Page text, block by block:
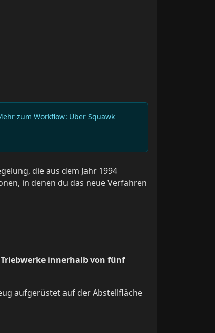
zum Workflow: Über Squawk
die aus dem Jahr 1994
in denen du das neue Verfahren
innerhalb von fünf
aufgerüstet auf der Abstellfläche